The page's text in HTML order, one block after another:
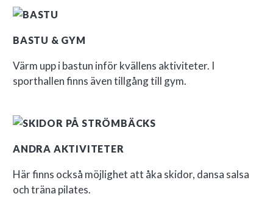
Erika och personalen. Bemötandet är
BASTU & GYM
Värm upp i bastun inför kvällens aktiviteter. I
sporthallen finns även tillgång till gym.
ANDRA AKTIVITETER
Här finns också möjlighet att åka skidor, dansa salsa
och träna pilates.